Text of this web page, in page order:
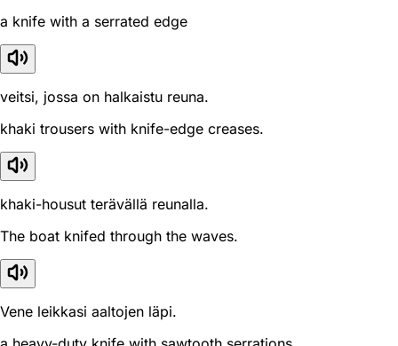
a knife with a serrated edge
veitsi, jossa on halkaistu reuna.
khaki trousers with knife-edge creases.
khaki-housut terävällä reunalla.
The boat knifed through the waves.
Vene leikkasi aaltojen läpi.